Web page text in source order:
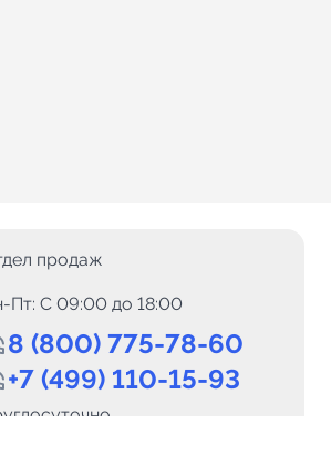
Каналов:
продаж
Пт: C 09:00 до 18:00
8 (800) 775-78-60
+7 (499) 110-15-93